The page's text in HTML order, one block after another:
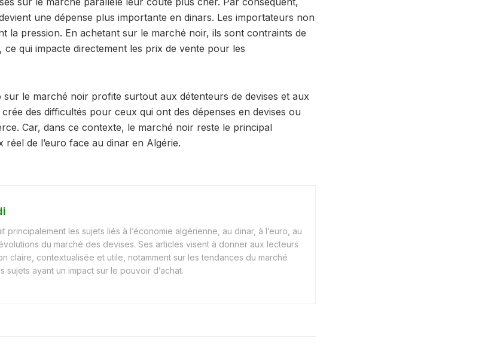
une dépense plus importante en dinars. Les importateurs non
la pression. En achetant sur le marché noir, ils sont contraints de
qui impacte directement les prix de vente pour les
sur le marché noir profite surtout aux détenteurs de devises et aux
des difficultés pour ceux qui ont des dépenses en devises ou
Car, dans ce contexte, le marché noir reste le principal
de l’euro face au dinar en Algérie.
principalement les sujets liés à l’économie algérienne, au dinar, à l’euro, au
du marché des devises. Ses articles visent à donner aux lecteurs
claire, contextualisée et utile, notamment sur les tendances du marché
sujets ayant un impact sur le pouvoir d’achat.